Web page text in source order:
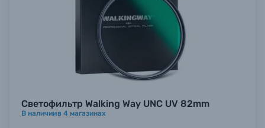
Светофильтр Walking Way UNC UV 82mm
В наличиив 4 магазинах